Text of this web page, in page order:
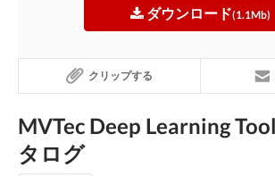
ダウンロード(1.1Mb)
クリップする
MVTec Deep Learning
タログ